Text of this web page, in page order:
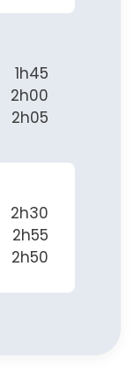
1h45
2h00
2h05
2h30
2h55
2h50